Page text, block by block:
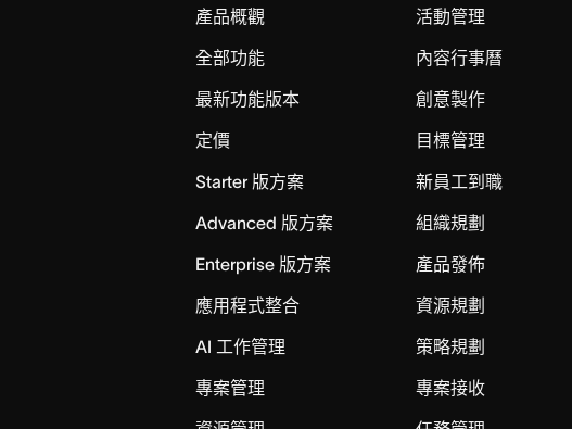
產品概觀
全部功能
最新功能版本
定價
Starter 版方案
Advanced 版方案
Enterprise 版方案
應用程式整合
AI 工作管理
專案管理
活動管理
內容行事曆
創意製作
目標管理
新員工到職
組織規劃
產品發佈
資源規劃
策略規劃
專案接收